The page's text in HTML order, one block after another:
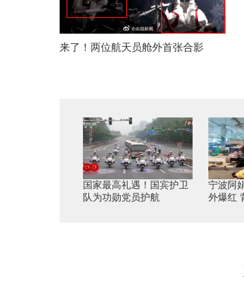
来了！两位航天员舱外首张合影
国家最高礼遇！国宾护卫
队为功勋党员护航
宁波阿
外爆红